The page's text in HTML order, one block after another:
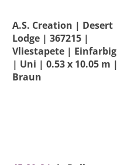
A.S. Creation | Desert
Lodge | 367215 |
Vliestapete | Einfarbig
| Uni | 0.53 x 10.05 m |
Braun